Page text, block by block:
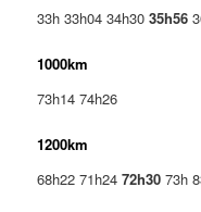
33h 33h04 34h3035h56
1000km
73h14 74h26
1200km
68h22 71h2472h30 73h